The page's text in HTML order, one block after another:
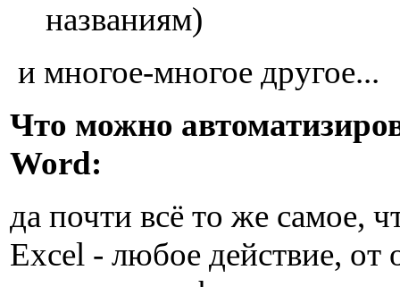
названиям)
и многое-многое другое...
Что можно
Word:
да почти всё то же самое,
Excel - любое действие, от